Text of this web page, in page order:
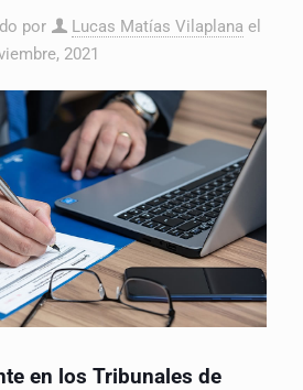
por Lucas Matías Vilaplana el
2021
en los Tribunales de